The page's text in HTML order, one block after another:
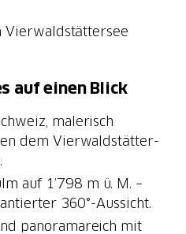
Vierwaldstättersee
auf einen Blick
malerisch
dem Vierwaldstätter-
auf 1’798 m ü. M. –
360°-Aussicht.
panoramareich mit